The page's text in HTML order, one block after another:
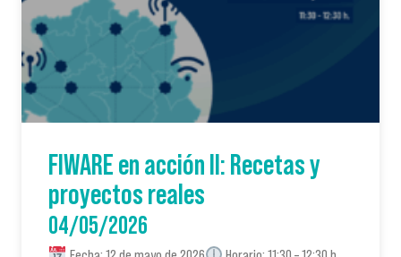
FIWARE en acción II: Recetas y
proyectos reales
04/05/2026